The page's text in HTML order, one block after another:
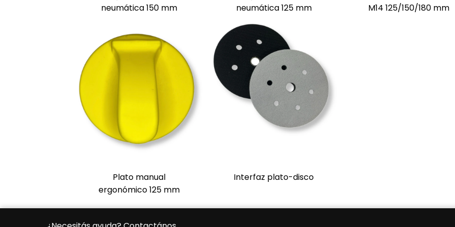
neumática 150 mm
neumática 125 mm
M14 125/150/180 mm
Plato manual
ergonómico 125 mm
Interfaz plato-disco